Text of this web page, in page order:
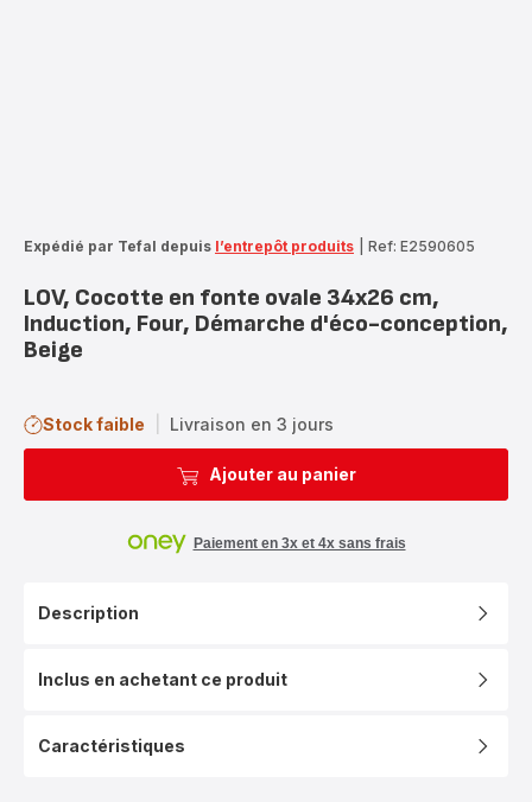
Expédié par Tefal depuis l’entrepôt produits Ref: E2590605
LOV, Cocotte en fonte ovale 34x26 cm,
Induction, Four, Démarche d'éco-conception,
Beige
Stock faible Livraison en 3 jours
Ajouter au panier
Paiement en 3x et 4x sans frais
Description
Inclus en achetant ce produit
Caractéristiques